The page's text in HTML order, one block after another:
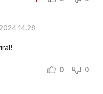
14.26
0 0